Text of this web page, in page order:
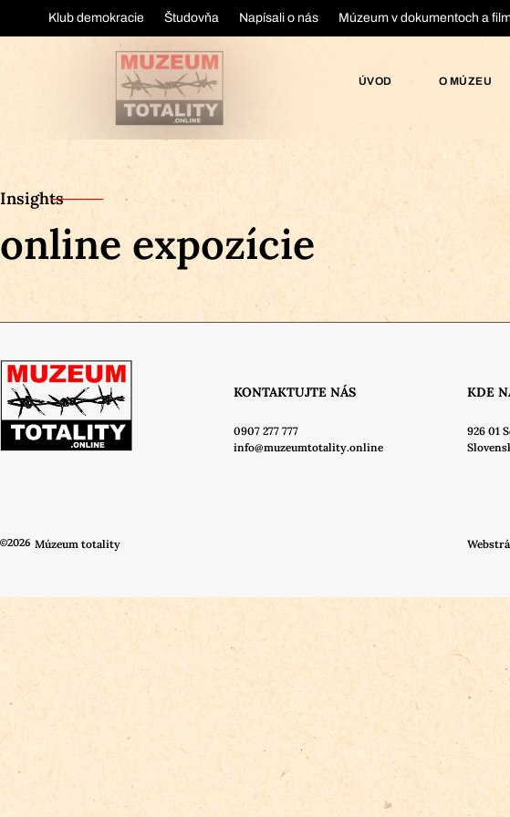
Klub demokracie Študovňa Napísali o nás Múzeum v dokumentoch a
ÚVOD O MÚZEU
Insights
online expozície
KONTAKTUJTE NÁS
0907 277 777
info@muzeumtotality.online
KDE
926 01
©2026 Múzeum totality